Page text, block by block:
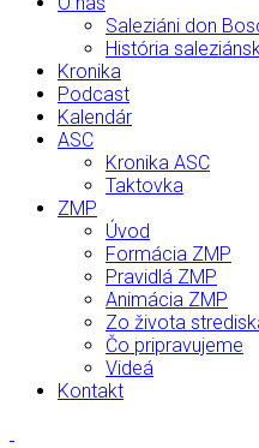
Saleziáni don
História
Kronika
Podcast
Kalendár
ASC
Kronika ASC
Taktovka
ZMP
Úvod
Formácia ZMP
Pravidlá ZMP
Animácia ZMP
Zo života
Čo pripravujeme
Videá
Kontakt